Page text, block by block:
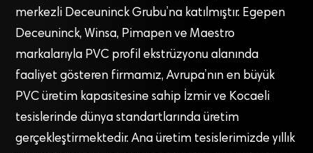
merkezli Deceuninck Grubu’na katılmıştır. Egepen
Deceuninck, Winsa, Pimapen ve Maestro
markalarıyla PVC profil ekstrüzyonu alanında
faaliyet gösteren firmamız, Avrupa’nın en büyük
PVC üretim kapasitesine sahip İzmir ve Kocaeli
tesislerinde dünya standartlarında üretim
gerçekleştirmektedir. Ana üretim tesislerimizde yıllık